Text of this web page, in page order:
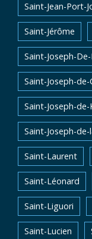
Saint-Jean-Port-
Saint-Jérôme
Saint-Joseph-
Saint-Joseph-de-
Saint-Joseph-
Saint-Joseph-de-
Saint-Laurent
Saint-Léonard
Saint-Liguori
Saint-Lucien